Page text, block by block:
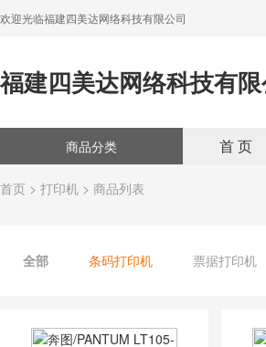
欢迎光临福建四美达网络科技有限公司
福建四美达网络科技有
商品分类 首 页
首页 > 打印机 > 商品列表
全部 条码打印机 票据打印机